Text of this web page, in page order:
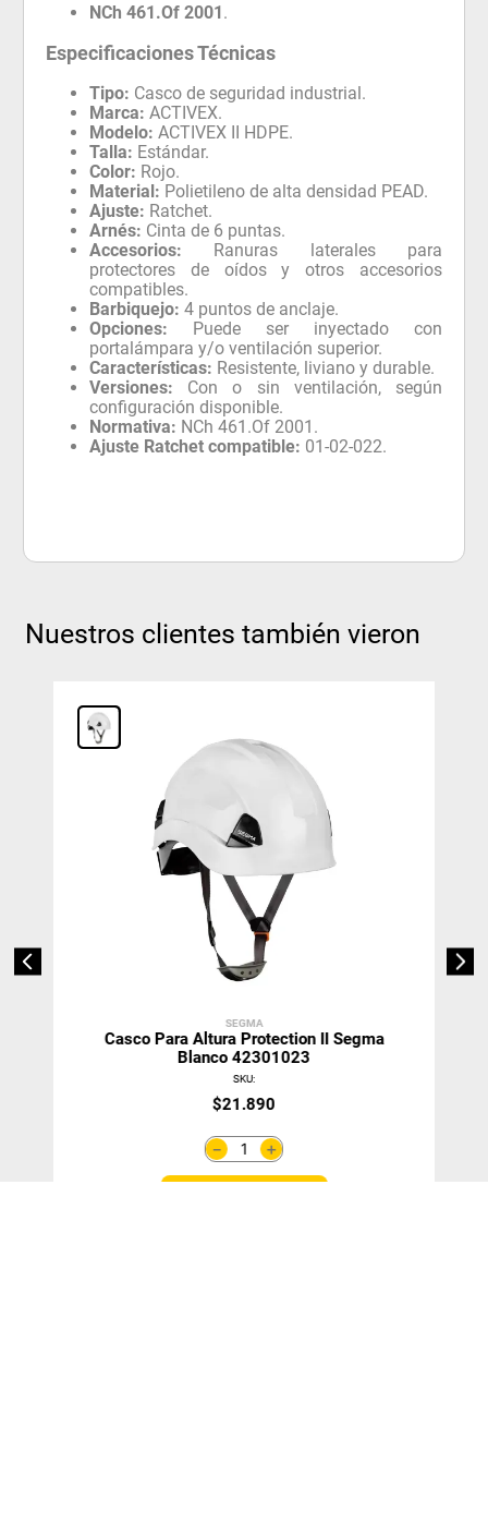
NCh 461.Of 2001.
Especificaciones Técnicas
Tipo: Casco de seguridad industrial.
Marca: ACTIVEX.
Modelo: ACTIVEX II HDPE.
Talla: Estándar.
Color: Rojo.
Material: Polietileno de alta densidad PEAD.
Ajuste: Ratchet.
Arnés: Cinta de 6 puntas.
Accesorios: Ranuras laterales para
protectores de oídos y otros accesorios
compatibles.
Barbiquejo: 4 puntos de anclaje.
Opciones: Puede ser inyectado con
portalámpara y/o ventilación superior.
Características: Resistente, liviano y durable.
Versiones: Con o sin ventilación, según
configuración disponible.
Normativa: NCh 461.Of 2001.
Ajuste Ratchet compatible: 01-02-022.
Nuestros clientes también vieron
SEGMA
Casco Para Altura Protection II Segma
Blanco 42301023
SKU:
$21.890
＋
－